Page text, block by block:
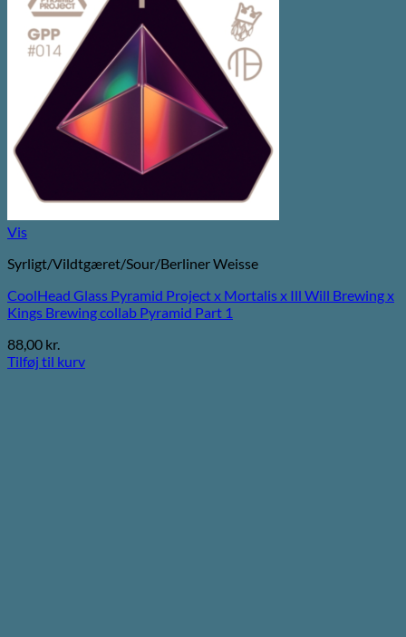
Vis
Syrligt/Vildtgæret/Sour/Berliner Weisse
CoolHead Glass Pyramid Project x Mortalis x Ill Will Brewing x
Kings Brewing collab Pyramid Part 1
88,00 kr.
Tilføj til kurv